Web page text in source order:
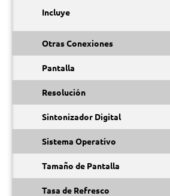
Incluye
Otras Conexiones
Pantalla
Resolución
Sintonizador Digital
Sistema Operativo
Tamaño de Pantalla
Tasa de Refresco